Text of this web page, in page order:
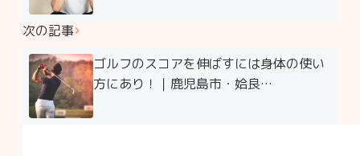
次の記事
ゴルフのスコアを伸ばすには身体の使い
方にあり！｜鹿児島市・姶良…